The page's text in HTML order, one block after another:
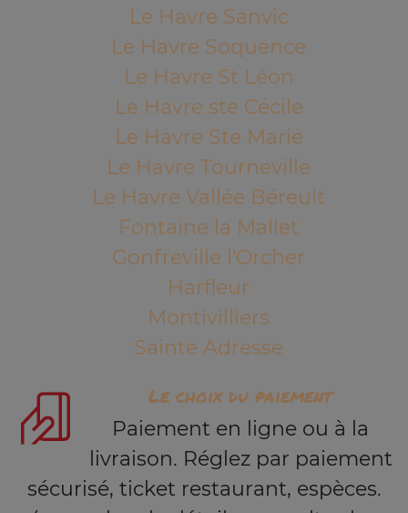
Le Havre Sanvic
Le Havre Soquence
Le Havre St Léon
Le Havre ste Cécile
Le Havre Ste Marie
Le Havre Tourneville
Le Havre Vallée Béreult
Fontaine la Mallet
Gonfreville l'Orcher
Harfleur
Montivilliers
Sainte Adresse
Le choix du paiement
Paiement en ligne ou à la
livraison. Réglez par paiement
sécurisé, ticket restaurant, espèces.